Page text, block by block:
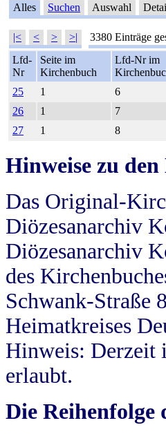
Alles Suchen Auswahl
|< < > >| 3380 Einträge
Lfd-
Nr
Seite im
Kirchenbuch
Lfd-Nr im
25
1 6
26
1 7
27
1 8
Hinweise zu
Das Original-
Diözesanarchiv
Diözesanarchiv
des
Schwank-Straße
Heimatkreises
Hinweis: Derzeit
erlaubt.
Die Reihenfolge